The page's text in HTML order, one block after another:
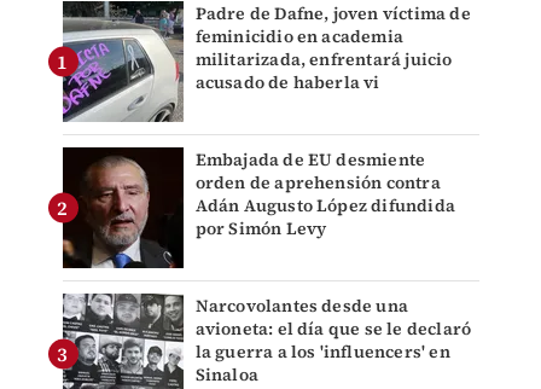
Padre de Dafne, joven víctima de
feminicidio en academia
militarizada, enfrentará juicio
acusado de haberla vi
Embajada de EU desmiente
orden de aprehensión contra
Adán Augusto López difundida
por Simón Levy
Narcovolantes desde una
avioneta: el día que se le declaró
la guerra a los 'influencers' en
Sinaloa